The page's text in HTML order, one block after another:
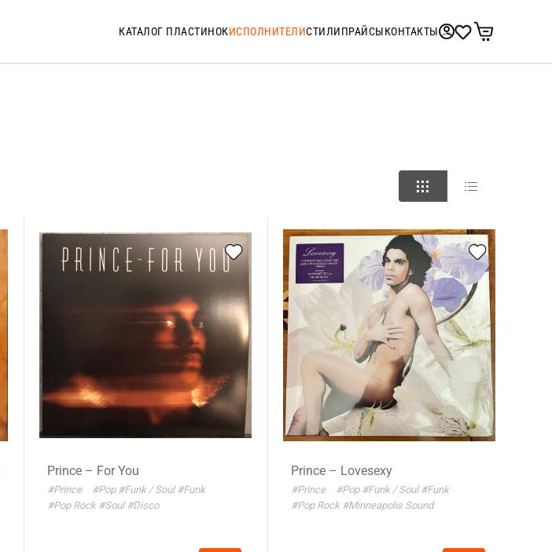
КАТАЛОГ ПЛАСТИНОКИСПОЛНИТЕЛИСТИЛИПРАЙСЫКОНТАКТЫ
Prince – For You
#Prince #Pop #Funk / Soul #Funk
#Pop Rock #Soul #Disco
Prince – Lovesexy
#Prince #Pop #Funk / Soul #Funk
#Pop Rock #Minneapolis Sound